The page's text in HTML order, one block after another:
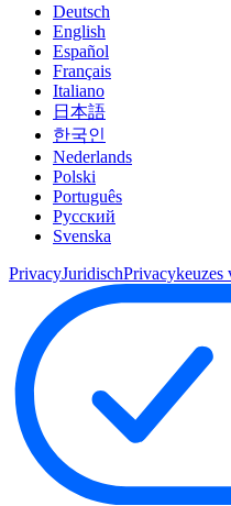
Deutsch
English
Español
Français
Italiano
日本語
한국인
Nederlands
Polski
Português
Pусский
Svenska
PrivacyJuridischPrivacykeuzes